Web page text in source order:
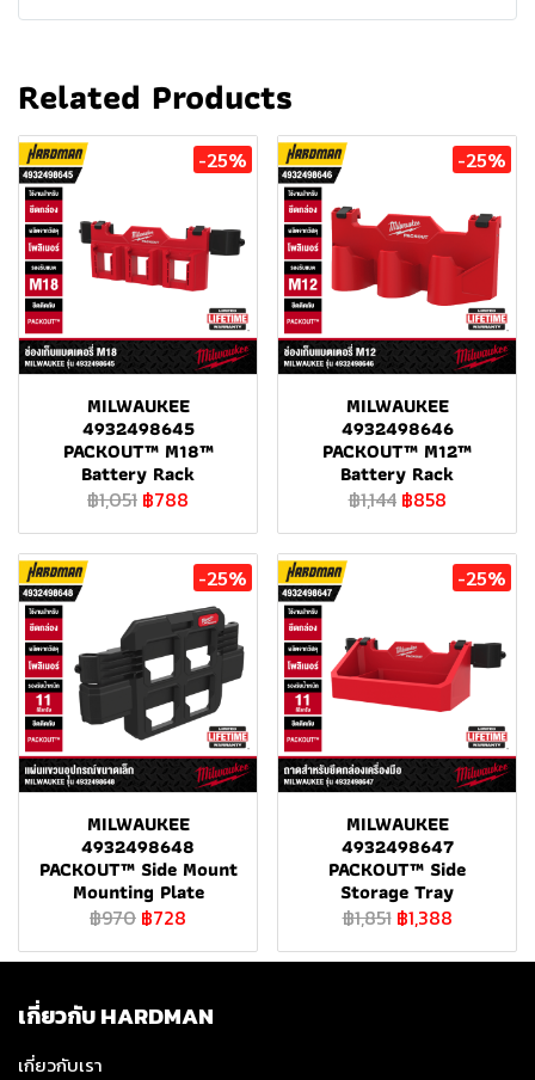
Related Products
-25%
MILWAUKEE
4932498645
PACKOUT™ M18™
Battery Rack
฿1,051 ฿788
-25%
MILWAUKEE
4932498646
PACKOUT™ M12™
Battery Rack
฿1,144 ฿858
-25%
MILWAUKEE
4932498648
PACKOUT™ Side Mount
Mounting Plate
฿970 ฿728
-25%
MILWAUKEE
4932498647
PACKOUT™ Side
Storage Tray
฿1,851 ฿1,388
เกี่ยวกับ HARDMAN
เกี่ยวกับเรา